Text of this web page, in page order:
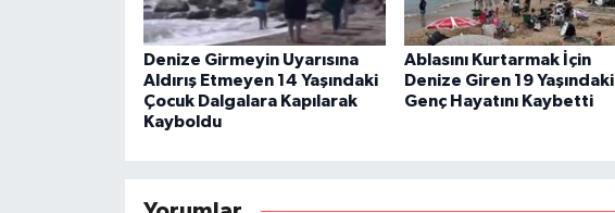
Denize Girmeyin Uyarısına
Aldırış Etmeyen 14 Yaşındaki
Çocuk Dalgalara Kapılarak
Kayboldu
Ablasını Kurtarmak İçin
Denize Giren 19 Yaşındaki
Genç Hayatını Kaybetti